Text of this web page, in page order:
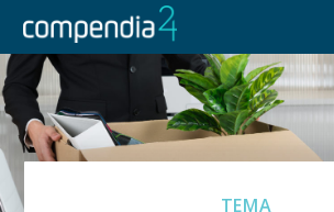
navigasjon
innhold
TEMA